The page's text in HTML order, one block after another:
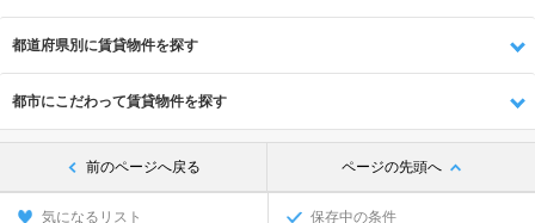
都道府県別に賃貸物件を探す
都市にこだわって賃貸物件を探す
前のページへ戻る ページの先頭へ
気になるリスト 保存中の条件